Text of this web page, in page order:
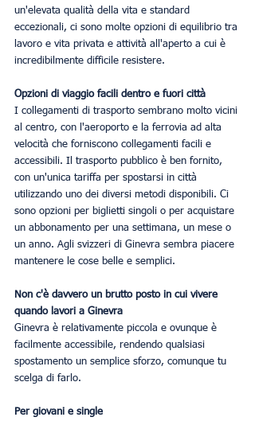
un'elevata qualità della vita e standard
eccezionali, ci sono molte opzioni di equilibrio tra
lavoro e vita privata e attività all'aperto a cui è
incredibilmente difficile resistere.
Opzioni di viaggio facili dentro e fuori città
I collegamenti di trasporto sembrano molto vicini
al centro, con l'aeroporto e la ferrovia ad alta
velocità che forniscono collegamenti facili e
accessibili. Il trasporto pubblico è ben fornito,
con un'unica tariffa per spostarsi in città
utilizzando uno dei diversi metodi disponibili. Ci
sono opzioni per biglietti singoli o per acquistare
un abbonamento per una settimana, un mese o
un anno. Agli svizzeri di Ginevra sembra piacere
mantenere le cose belle e semplici.
Non c'è davvero un brutto posto in cui vivere
quando lavori a Ginevra
Ginevra è relativamente piccola e ovunque è
facilmente accessibile, rendendo qualsiasi
spostamento un semplice sforzo, comunque tu
scelga di farlo.
Per giovani e single